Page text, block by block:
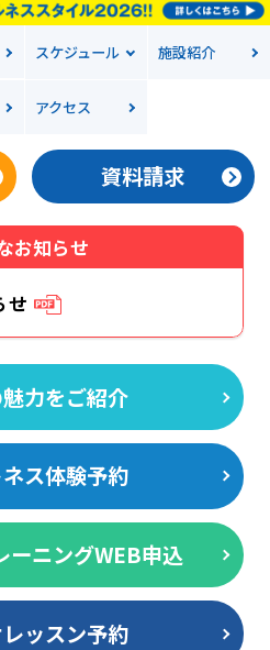
スケジュール 施設紹介
アクセス
資料請求
お知らせ
せ
力をご紹介
ス体験予約
ーニングWEB申込
ッスン予約